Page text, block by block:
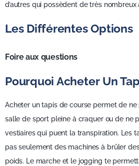
d’autres qui possèdent de très
Les Différentes Options
Foire aux questions
Pourquoi Acheter Un
Acheter un tapis de course permet de ne
salle de sport pleine à craquer ou de ne
vestiaires qui puent la transpiration. Les
pas seulement des machines à brûler
poids. Le marche et le jogging te